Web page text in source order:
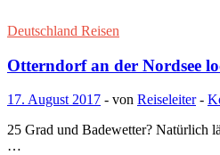
Deutschland Reisen
Otterndorf an der Nordsee
17. August 2017 - von Reiseleiter-
25 Grad und Badewetter? Natürlich
…